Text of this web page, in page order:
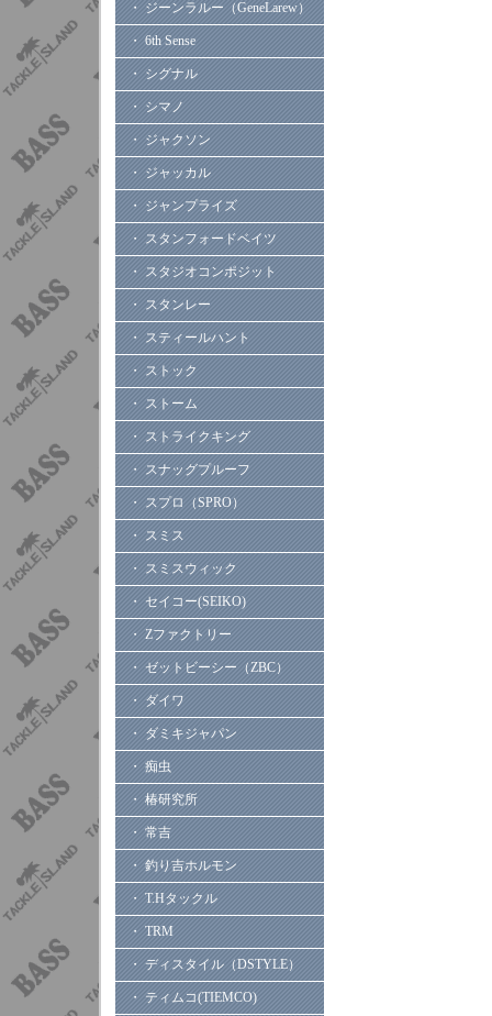
・ ジーンラルー（GeneLarew）
・ 6th Sense
・ シグナル
・ シマノ
・ ジャクソン
・ ジャッカル
・ ジャンプライズ
・ スタンフォードベイツ
・ スタジオコンポジット
・ スタンレー
・ スティールハント
・ ストック
・ ストーム
・ ストライクキング
・ スナッグプルーフ
・ スプロ（SPRO）
・ スミス
・ スミスウィック
・ セイコー(SEIKO)
・ Zファクトリー
・ ゼットビーシー（ZBC）
・ ダイワ
・ ダミキジャパン
・ 痴虫
・ 椿研究所
・ 常吉
・ 釣り吉ホルモン
・ T.Hタックル
・ TRM
・ ディスタイル（DSTYLE）
・ ティムコ(TIEMCO)